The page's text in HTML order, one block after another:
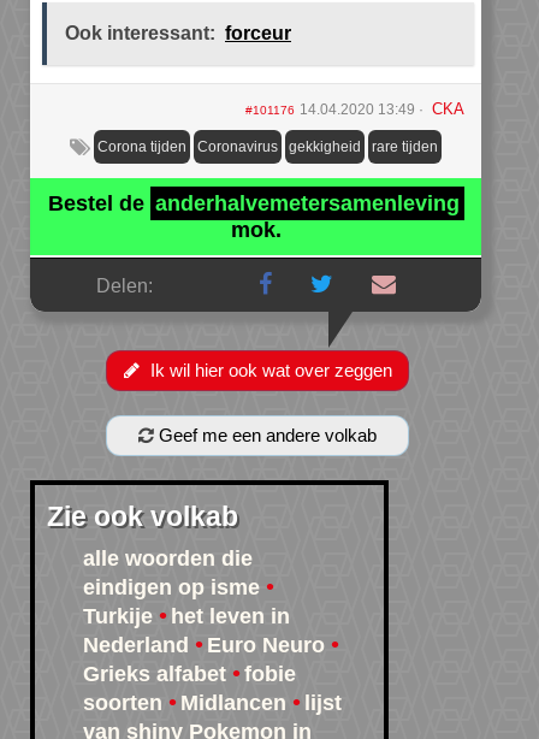
Ook interessant: forceur
#101176 14.04.2020 13:49 CKA
Corona tijden Coronavirus gekkigheid rare tijden
Bestel de anderhalvemetersamenleving
mok.
Delen:
Ik wil hier ook wat over zeggen
Geef me een andere volkab
Zie ook volkab
alle woorden die
eindigen op isme
Turkije
het leven in
Nederland
Euro Neuro
Grieks alfabet
fobie
soorten
Midlancen
lijst
van shiny Pokemon in